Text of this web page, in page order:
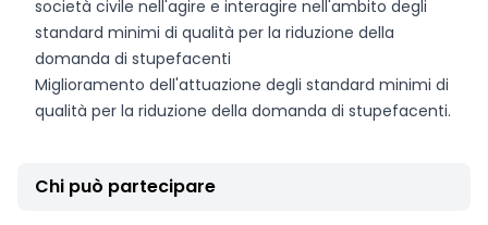
società civile nell'agire e interagire nell'ambito degli
standard minimi di qualità per la riduzione della
domanda di stupefacenti
Miglioramento dell'attuazione degli standard minimi di
qualità per la riduzione della domanda di stupefacenti.
Chi può partecipare